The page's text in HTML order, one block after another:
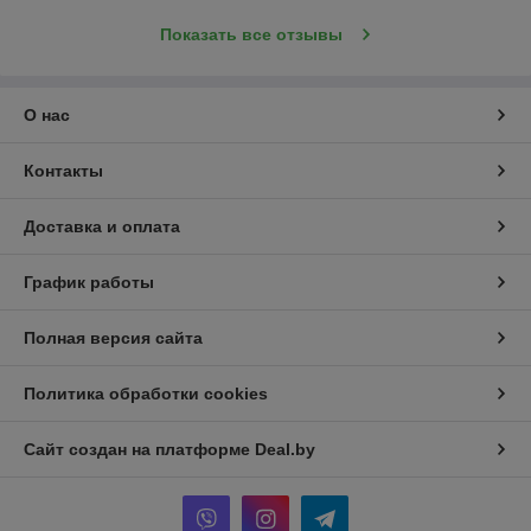
Показать все отзывы
О нас
Контакты
Доставка и оплата
График работы
Полная версия сайта
Политика обработки cookies
Сайт создан на платформе Deal.by